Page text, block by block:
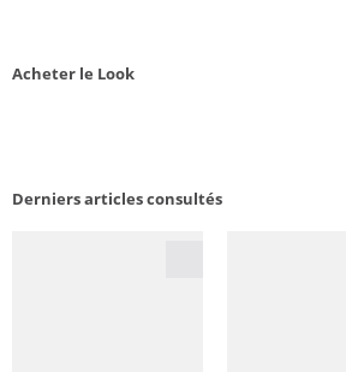
Acheter le Look
Derniers articles consultés